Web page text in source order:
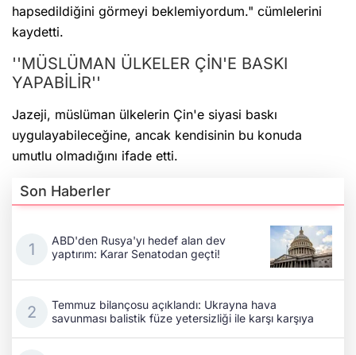
hapsedildiğini görmeyi beklemiyordum." cümlelerini
kaydetti.
''MÜSLÜMAN ÜLKELER ÇİN'E BASKI
YAPABİLİR''
Jazeji, müslüman ülkelerin Çin'e siyasi baskı
uygulayabileceğine, ancak kendisinin bu konuda
umutlu olmadığını ifade etti.
Son Haberler
ABD'den Rusya'yı hedef alan dev
yaptırım: Karar Senatodan geçti!
Temmuz bilançosu açıklandı: Ukrayna hava
savunması balistik füze yetersizliği ile karşı karşıya